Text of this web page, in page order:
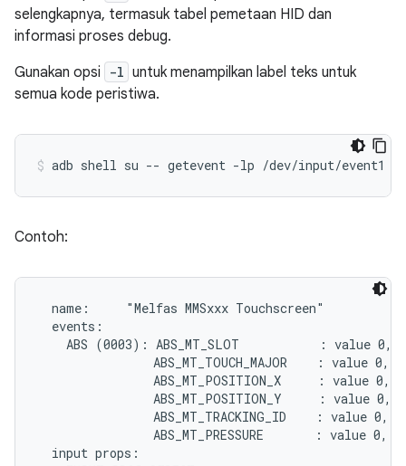
selengkapnya, termasuk tabel pemetaan HID dan
informasi proses debug.
Gunakan opsi
-l untuk menampilkan label teks untuk
semua kode peristiwa.
Contoh:
  name:     "Melfas MMSxxx Touchscreen"
  events:
ABS (0003): ABS_MT_SLOT           : value 0,
ABS_MT_TOUCH_MAJOR    : value 0,
ABS_MT_POSITION_X     : value 0,
ABS_MT_POSITION_Y     : value 0,
ABS_MT_TRACKING_ID    : value 0,
ABS_MT_PRESSURE       : value 0,
  input props: